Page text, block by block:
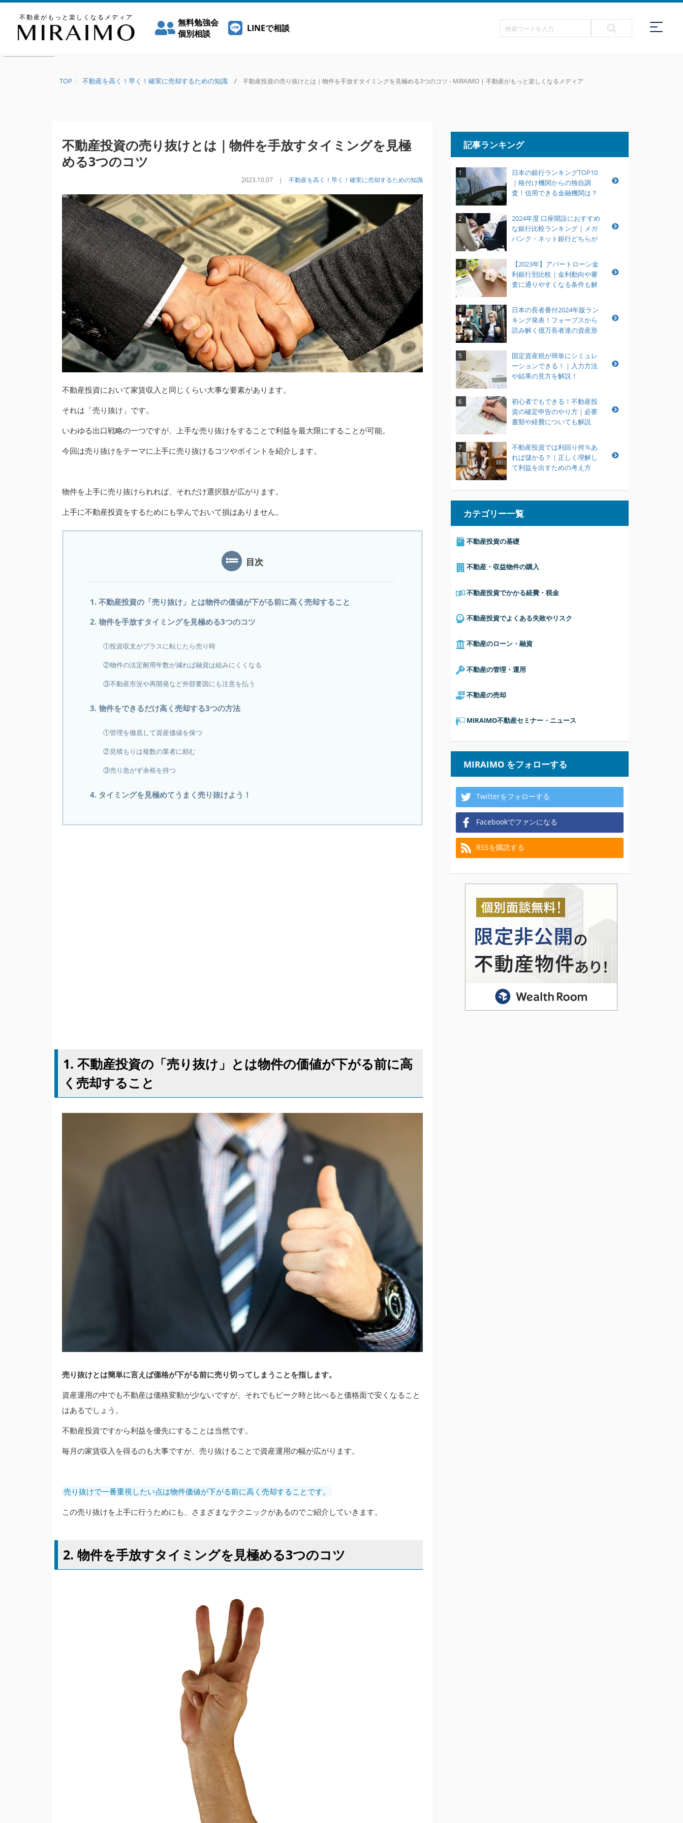
不動産がもっと楽しくなるメディア
無料勉強会
個別相談
LINEで相談
TOP 不動産を高く！早く！確実に売却するための知識 / 不動産投資の売り抜けとは｜物件を手放すタイミングを見極める3つのコツ - MIRAIMO | 不動産がもっと楽しくなるメディア
不動産投資の売り抜けとは｜物件を手放すタイミングを見極
める3つのコツ
2023.10.07 | 不動産を高く！早く！確実に売却するための知識
不動産投資において家賃収入と同じくらい大事な要素があります。
それは「売り抜け」です。
いわゆる出口戦略の一つですが、上手な売り抜けをすることで利益を最大限にすることが可能。
今回は売り抜けをテーマに上手に売り抜けるコツやポイントを紹介します。
物件を上手に売り抜けられれば、それだけ選択肢が広がります。
上手に不動産投資をするためにも学んでおいて損はありません。
目次
1. 不動産投資の「売り抜け」とは物件の価値が下がる前に高く売却すること
2. 物件を手放すタイミングを見極める3つのコツ
①投資収支がプラスに転じたら売り時
②物件の法定耐用年数が減れば融資は組みにくくなる
③不動産市況や再開発など外部要因にも注意を払う
3. 物件をできるだけ高く売却する3つの方法
①管理を徹底して資産価値を保つ
②見積もりは複数の業者に頼む
③売り急がず余裕を持つ
4. タイミングを見極めてうまく売り抜けよう！
1. 不動産投資の「売り抜け」とは物件の価値が下がる前に高
く売却すること
売り抜けとは簡単に言えば価格が下がる前に売り切ってしまうことを指します。
資産運用の中でも不動産は価格変動が少ないですが、それでもピーク時と比べると価格面で安くなること
はあるでしょう。
不動産投資ですから利益を優先にすることは当然です。
毎月の家賃収入を得るのも大事ですが、売り抜けることで資産運用の幅が広がります。
売り抜けで一番重視したい点は物件価値が下がる前に高く売却することです。
この売り抜けを上手に行うためにも、さまざまなテクニックがあるのでご紹介していきます。
2. 物件を手放すタイミングを見極める3つのコツ
記事ランキング
1
日本の銀行ランキングTOP10
｜格付け機関からの独自調
査！信用できる金融機関は？
2
2024年度 口座開設におすすめ
な銀行比較ランキング｜メガ
バンク・ネット銀行どちらが
3
【2023年】アパートローン金
利銀行別比較｜金利動向や審
査に通りやすくなる条件も解
4
日本の長者番付2024年版ラン
キング発表！フォーブスから
読み解く億万長者達の資産形
5
固定資産税が簡単にシミュレ
ーションできる！｜入力方法
や結果の見方を解説！
6
初心者でもできる！不動産投
資の確定申告のやり方｜必要
書類や経費についても解説
7
不動産投資では利回り何％あ
れば儲かる？｜正しく理解し
て利益を出すための考え方
カテゴリー一覧
不動産投資の基礎
不動産・収益物件の購入
不動産投資でかかる経費・税金
不動産投資でよくある失敗やリスク
不動産のローン・融資
不動産の管理・運用
不動産の売却
MIRAIMO不動産セミナー・ニュース
MIRAIMO をフォローする
Twitterをフォローする
Facebookでファンになる
RSSを購読する